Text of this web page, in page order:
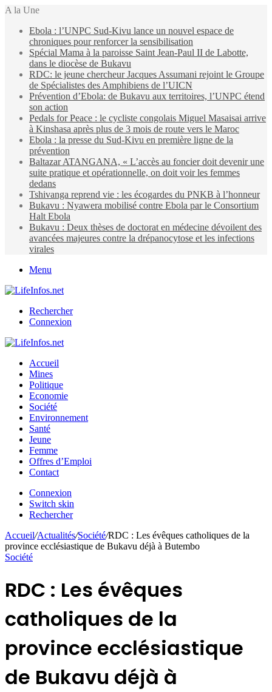
A la Une
Ebola : l’UNPC Sud-Kivu lance un nouvel espace de
chroniques pour renforcer la sensibilisation
Spécial Mama à la paroisse Saint Jean-Paul II de Labotte,
dans le diocèse de Bukavu
RDC: le jeune chercheur Jacques Assumani rejoint le Groupe
de Spécialistes des Amphibiens de l’UICN
Prévention d’Ebola: de Bukavu aux territoires, l’UNPC étend
son action
Pedals for Peace : le cycliste congolais Miguel Masaisai arrive
à Kinshasa après plus de 3 mois de route vers le Maroc
Ebola : la presse du Sud-Kivu en première ligne de la
prévention
Baltazar ATANGANA, « L’accès au foncier doit devenir une
suite pratique et opérationnelle, on doit voir les femmes
dedans
Tshivanga reprend vie : les écogardes du PNKB à l’honneur
Bukavu : Nyawera mobilisé contre Ebola par le Consortium
Halt Ebola
Bukavu : Deux thèses de doctorat en médecine dévoilent des
avancées majeures contre la drépanocytose et les infections
virales
Menu
Rechercher
Connexion
Accueil
Mines
Politique
Economie
Société
Environnement
Santé
Jeune
Femme
Offres d’Emploi
Contact
Connexion
Switch skin
Rechercher
Accueil/Actualités/Société/RDC : Les évêques catholiques de la
province ecclésiastique de Bukavu déjà à Butembo
Société
RDC : Les évêques
catholiques de la
province ecclésiastique
de Bukavu déjà à